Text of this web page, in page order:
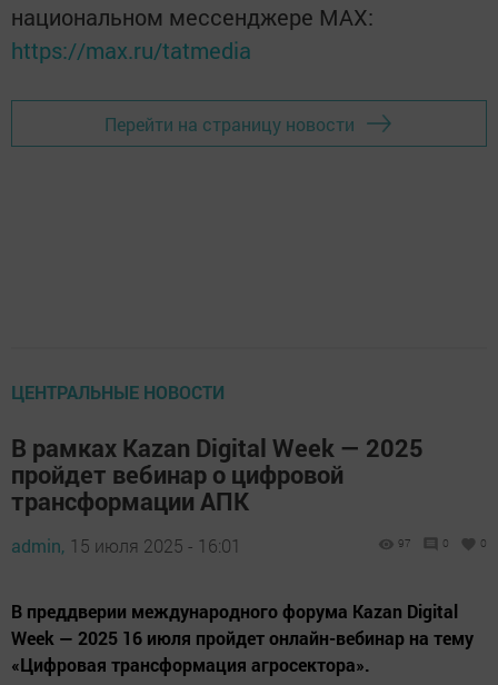
национальном мессенджере MАХ:
https://max.ru/tatmedia
Перейти на страницу новости
ЦЕНТРАЛЬНЫЕ НОВОСТИ
В рамках Kazan Digital Week — 2025
пройдет вебинар о цифровой
трансформации АПК
admin, 15 июля 2025 - 16:01 97 0 0
В преддверии международного форума Kazan Digital
Week — 2025 16 июля пройдет онлайн-вебинар на тему
«Цифровая трансформация агросектора».